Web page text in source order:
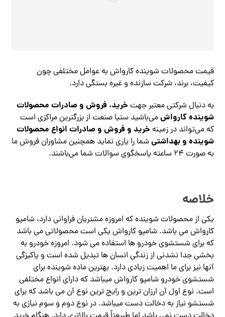
قیمت محصولات شوینده کارواش به عوامل مختلفی چون
کیفیت، برند، شرکت سازنده و غیره بستگی دارد.
به دنبال شرکتی معتبر جهت خرید، فروش و صادرات محصولات
شوینده کارواشمی‌باشید ستیا صنعت از بزرگترین مراکزی است
که می‌تواند در زمینه خرید و فروش و صادرات انواع محصولات
شوینده و بهداشتیشما را یاری نماید همچنین مشاوران فروش ما
به صورت ۲۴ ساعته پاسخگوی سوالات شما می‌باشند.
خلاصه
یکی از محصولات شوینده که امروزه مشتریان فراوانی دارد، شامپو
کارواش می باشد. شامپو کارواش یکی است محصولاتی می باشد
که برای شستشوی خودرو ها استفاده می شود. امروزه خودرو به
بخشی جدا نشدنی از زندگی انسان ها تبدیل شده است و پاکیزگی
آنها نیز برای ما اهمیت زیادی دارد. بهترین ماده شوینده برای
شستشوی خودرو شامپو کارواش میباشد که دارای انواع مختلفی
است. نوع اول آن ارزان ترین و رایج ترین نوع آن می باشد که برای
شستشو نیاز به دخالت دست میباشد. در نوع دوم و سوم نیازی به